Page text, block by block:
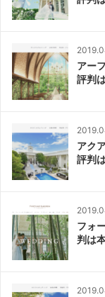
アー
評判
アク
評判
フォ
判は